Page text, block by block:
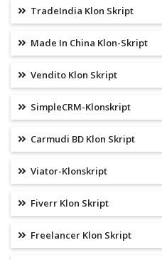
TradeIndia Klon Skript
Made In China Klon-Skript
Vendito Klon Skript
SimpleCRM-Klonskript
Carmudi BD Klon Skript
Viator-Klonskript
Fiverr Klon Skript
Freelancer Klon Skript